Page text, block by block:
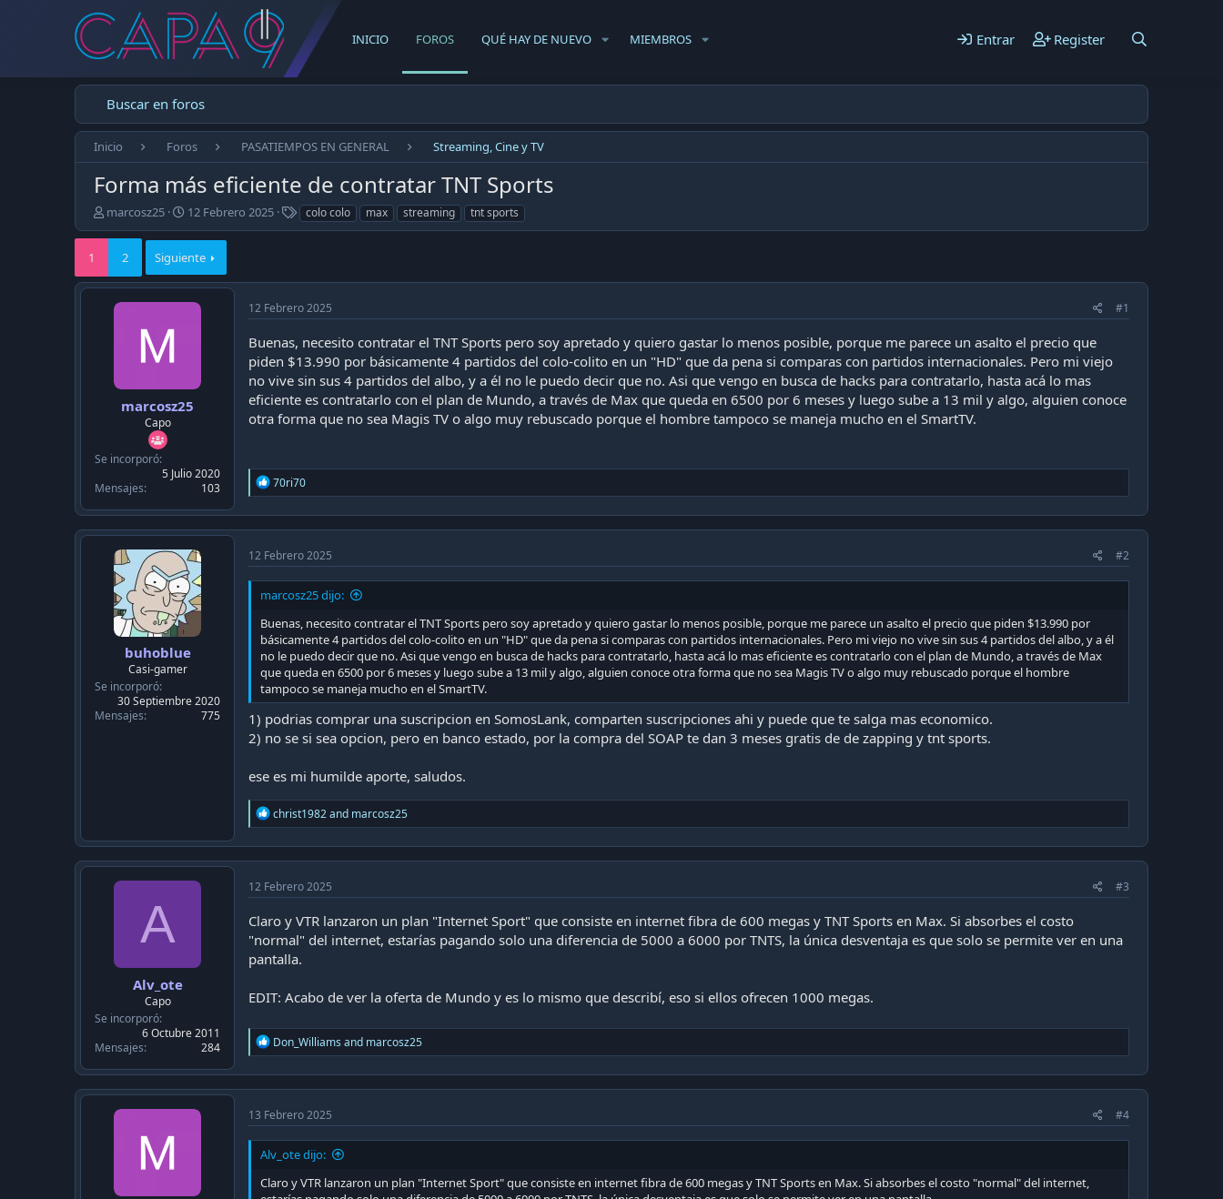
INICIO FOROS QUÉ HAY DE NUEVO MIEMBROS Entrar Register
Buscar en foros
Inicio Foros PASATIEMPOS EN GENERAL Streaming, Cine y TV
Forma más eficiente de contratar TNT Sports
E
m
p
z
ó
marcosz25
F
e
c
h
a
d
i
c
ó
12 Febrero 2025
T
a
colo colo max streaming tnt sports
1 2 Siguiente
marcosz25
Capo
Se incorporó
5 Julio 2020
Mensajes
103
12 Febrero 2025 #1
Buenas, necesito contratar el TNT Sports pero soy apretado y quiero gastar lo menos posible, porque me parece un asalto el precio que
piden $13.990 por básicamente 4 partidos del colo-colito en un "HD" que da pena si comparas con partidos internacionales. Pero mi viejo
no vive sin sus 4 partidos del albo, y a él no le puedo decir que no. Asi que vengo en busca de hacks para contratarlo, hasta acá lo mas
eficiente es contratarlo con el plan de Mundo, a través de Max que queda en 6500 por 6 meses y luego sube a 13 mil y algo, alguien conoce
otra forma que no sea Magis TV o algo muy rebuscado porque el hombre tampoco se maneja mucho en el SmartTV.
R
e
i
o
n
s
70ri70
buhoblue
Casi-gamer
Se incorporó
30 Septiembre 2020
Mensajes
775
12 Febrero 2025 #2
marcosz25 dijo:
Buenas, necesito contratar el TNT Sports pero soy apretado y quiero gastar lo menos posible, porque me parece un asalto el precio que piden $13.990 por
básicamente 4 partidos del colo-colito en un "HD" que da pena si comparas con partidos internacionales. Pero mi viejo no vive sin sus 4 partidos del albo, y a él
no le puedo decir que no. Asi que vengo en busca de hacks para contratarlo, hasta acá lo mas eficiente es contratarlo con el plan de Mundo, a través de Max
que queda en 6500 por 6 meses y luego sube a 13 mil y algo, alguien conoce otra forma que no sea Magis TV o algo muy rebuscado porque el hombre
tampoco se maneja mucho en el SmartTV.
1) podrias comprar una suscripcion en SomosLank, comparten suscripciones ahi y puede que te salga mas economico.
2) no se si sea opcion, pero en banco estado, por la compra del SOAP te dan 3 meses gratis de de zapping y tnt sports.
ese es mi humilde aporte, saludos.
R
e
i
o
s
:
christ1982and marcosz25
A
Alv_ote
Capo
Se incorporó
6 Octubre 2011
Mensajes
284
12 Febrero 2025 #3
Claro y VTR lanzaron un plan "Internet Sport" que consiste en internet fibra de 600 megas y TNT Sports en Max. Si absorbes el costo
"normal" del internet, estarías pagando solo una diferencia de 5000 a 6000 por TNTS, la única desventaja es que solo se permite ver en una
pantalla.
EDIT: Acabo de ver la oferta de Mundo y es lo mismo que describí, eso si ellos ofrecen 1000 megas.
R
e
i
o
n
s
Don_Williams and marcosz25
13 Febrero 2025 #4
Alv_ote dijo:
Claro y VTR lanzaron un plan "Internet Sport" que consiste en internet fibra de 600 megas y TNT Sports en Max. Si absorbes el costo "normal" del internet,